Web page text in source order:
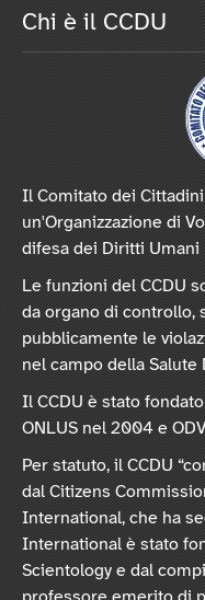
Chi è il CCDU
Il Comitato dei
un'Organizzazione di
difesa dei Diritti Umani
Le funzioni del CCDU
da organo di controllo,
pubblicamente le
nel campo della Salute
Il CCDU è stato
ONLUS nel 2004 e
Per statuto, il CCDU
dal Citizens
International, che ha
International è stato
Scientology e dal